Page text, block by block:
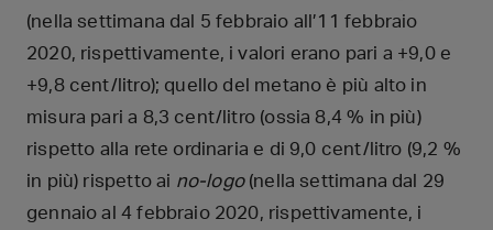
(nella settimana dal 5 febbraio all’11 febbraio
2020, rispettivamente, i valori erano pari a +9,0 e
+9,8 cent/litro); quello del metano è più alto in
misura pari a 8,3 cent/litro (ossia 8,4 % in più)
rispetto alla rete ordinaria e di 9,0 cent/litro (9,2 %
in più) rispetto ai no-logo(nella settimana dal 29
gennaio al 4 febbraio 2020, rispettivamente, i